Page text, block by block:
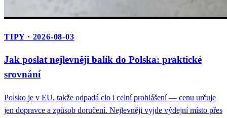
TIPY · 2026-08-03
Jak poslat nejlevněji balík do Polska: praktické
srovnání
Polsko je v EU, takže odpadá clo i celní prohlášení — cenu určuje
jen dopravce a způsob doručení. Nejlevněji vyjde výdejní místo přes